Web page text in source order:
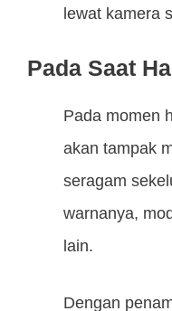
lewat kamera
Pada Saat
Pada momen
akan tampak
seragam
warnanya,
lain.
Dengan